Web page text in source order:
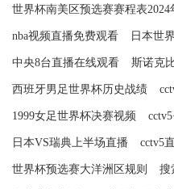
世界杯南美区预选赛赛程表2024
nba视频直播免费观看 日本世
中央8台直播在线观看 斯诺克
西班牙男足世界杯历史战绩
1999女足世界杯决赛视频
日本VS瑞典上半场直播 cctv5
世界杯预选赛大洋洲区规则 搜